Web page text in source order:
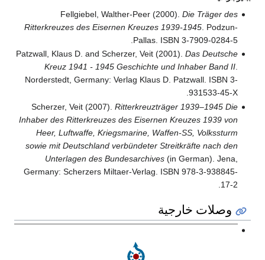
Fellgiebel, Walther-Peer (2000). Die Träger des
Ritterkreuzes des Eisernen Kreuzes 1939-1945. Podzun-
Pallas. ISBN 3-7909-0284-5.
Patzwall, Klaus D. and Scherzer, Veit (2001). Das Deutsche
Kreuz 1941 - 1945 Geschichte und Inhaber Band II.
Norderstedt, Germany: Verlag Klaus D. Patzwall. ISBN 3-
931533-45-X.
Scherzer, Veit (2007). Ritterkreuzträger 1939–1945 Die
Inhaber des Ritterkreuzes des Eisernen Kreuzes 1939 von
Heer, Luftwaffe, Kriegsmarine, Waffen-SS, Volkssturm
sowie mit Deutschland verbündeter Streitkräfte nach den
Unterlagen des Bundesarchives(in German). Jena,
Germany: Scherzers Miltaer-Verlag. ISBN 978-3-938845-
17-2.
وصلات خارجية